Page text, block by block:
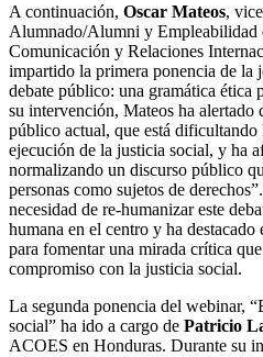
A continuación, Oscar Mateos,
Alumnado/Alumni y Empleabilidad
Comunicación y Relaciones
impartido la primera ponencia de la
debate público: una gramática ética
su intervención, Mateos ha alertado
público actual, que está
ejecución de la justicia social, y ha
normalizando un discurso público
personas como sujetos de
necesidad de re-humanizar este
humana en el centro y ha
para fomentar una mirada crítica
compromiso con la justicia social.
La segunda ponencia del webinar,
social” ha ido a cargo de Patricio
ACOES en Honduras. Durante su